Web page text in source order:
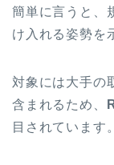
簡単に言うと、
け入れる姿勢を
対象には大手の
含まれるため、
目されています。